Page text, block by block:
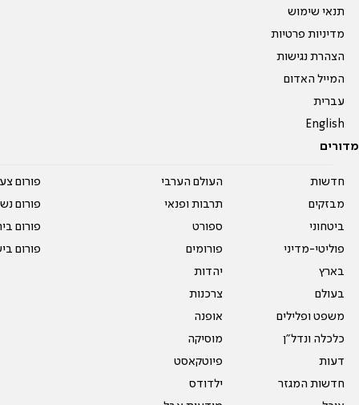
תנאי שימוש
מדיניות פרטיות
הצהרת נגישות
המייל האדום
עברית
English
מדורים
חדשות
מבזקים
ביטחוני
פוליטי-מדיני
בארץ
בעולם
משפט ופלילים
כלכלה ונדל"ן
דעות
חדשות המגזר
העולם הערבי
תרבות ופנאי
ספורט
פורומים
יהדות
צרכנות
אופנה
מוסיקה
פיוטקאסט
ילדודס
פורום
פורום
פורום
פורום